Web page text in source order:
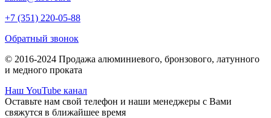
+7 (351) 220-05-88
Обратный звонок
© 2016-2024 Продажа алюминиевого, бронзового, латунного
и медного проката
Наш YouTube канал
Оставьте нам свой телефон и наши менеджеры с Вами
свяжутся в ближайшее время